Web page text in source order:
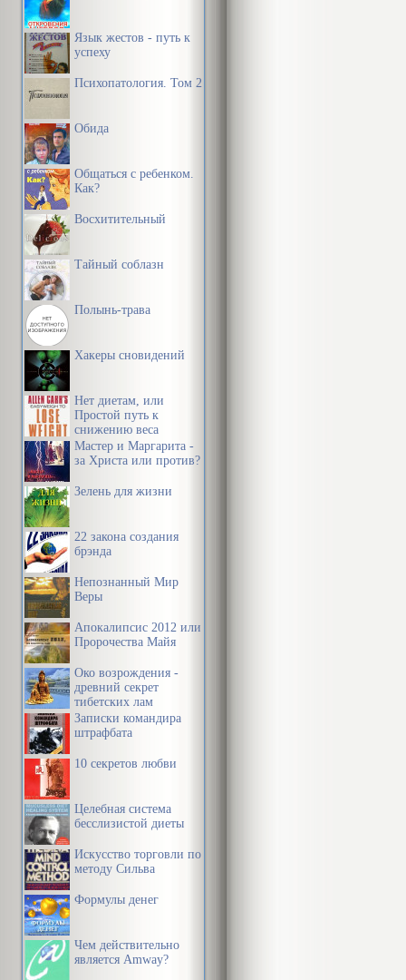
Язык жестов - путь к
успеху
Психопатология. Том 2
Обида
Общаться с ребенком.
Как?
Восхитительный
Тайный соблазн
Полынь-трава
Хакеры сновидений
Нет диетам, или
Простой путь к
снижению веса
Мастер и Маргарита -
за Христа или против?
Зелень для жизни
22 закона создания
брэнда
Непознанный Мир
Веры
Апокалипсис 2012 или
Пророчества Майя
Око возрождения -
древний секрет
тибетских лам
Записки командира
штрафбата
10 секретов любви
Целебная система
бесслизистой диеты
Искусство торговли по
методу Сильва
Формулы денег
Чем действительно
является Amway?